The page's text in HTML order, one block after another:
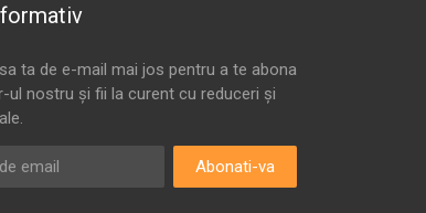
ta de e-mail mai jos pentru a te abona
ul nostru și fii la curent cu reduceri și
Abonati-va